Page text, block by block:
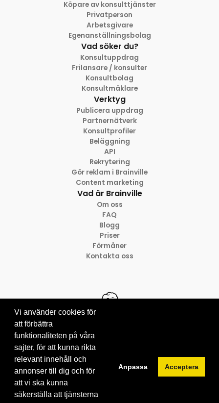
Köpare av konsulttjänster
Privatperson
Arbetsgivare
Egenanställningsbolag
Vad söker du?
Konsultuppdrag
Frilansare / konsulter
Konsultbolag
Konsultmäklare
Verktyg
Publicera uppdrag
Partnernätverk
Konsultprofiler
Beläggning
API
Rekrytering
Gör reklam i Brainville
Content marketing
Vad är Brainville
Om oss
FAQ
Blogg
Priser
Förmåner
Kontakta oss
© 2012-2026 Brainville AB
Villkor för tjänsten
Cookies
Vi använder cookies för
att förbättra
funktionaliteten på våra
sajter, för att kunna rikta
relevant innehåll och
annonser till dig och för
att vi ska kunna
säkerställa att tjänsterna
Anpassa Acceptera